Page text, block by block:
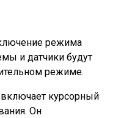
режима
и датчики будут
режиме.
курсорный
Он